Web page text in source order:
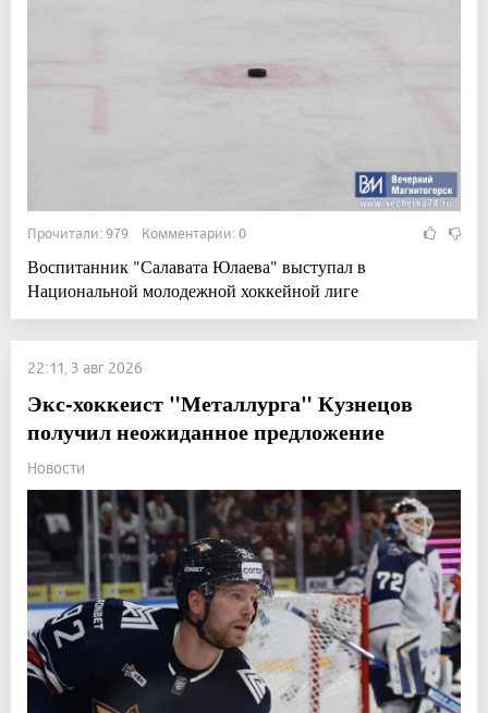
Прочитали: 979 Комментарии: 0
Воспитанник "Салавата Юлаева" выступал в
Национальной молодежной хоккейной лиге
22:11, 3 авг 2026
Экс-хоккеист "Металлурга" Кузнецов
получил неожиданное предложение
Новости